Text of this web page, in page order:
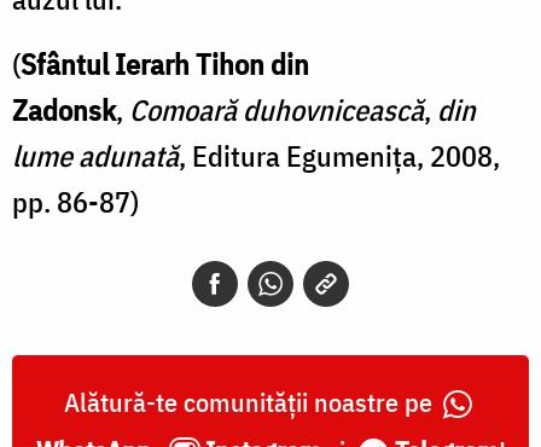
(Sfântul Ierarh Tihon din
Zadonsk, Comoară duhovnicească, din
lume adunată, Editura Egumenița, 2008,
pp. 86-87)
Alătură-te comunității noastre pe